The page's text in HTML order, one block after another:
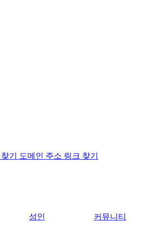
성인 커뮤니티